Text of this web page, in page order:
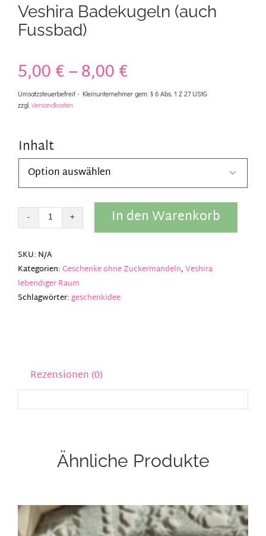
Veshira Badekugeln (auch
Fussbad)
5,00€–8,00€
Umsatzsteuerbefreit - Kleinunternehmer gem. § 6 Abs. 1 Z 27 UStG
zzgl. Versandkosten
Inhalt

Veshira
Badekugeln
(auch
Fussbad)
Menge
In den Warenkorb
SKU: N/A
Kategorien:Geschenke ohne Zuckermandeln,Veshira
lebendiger Raum
Schlagwörter:geschenkidee
Rezensionen (0)
Ähnliche Produkte